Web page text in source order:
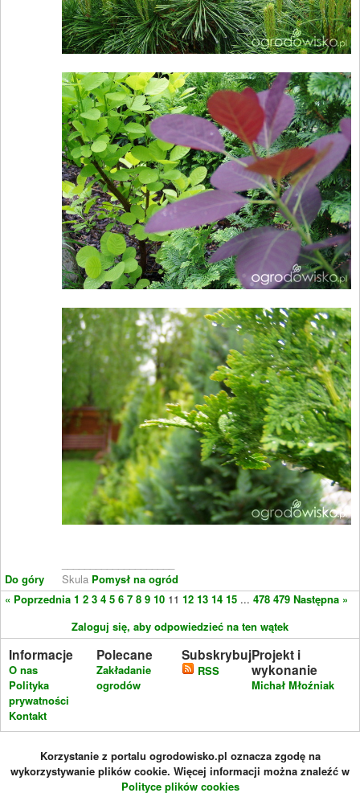
Do góry
Skula Pomysł na ogród
« Poprzednia 1 2 3 4 5 6 7 8 9 10 11 12 13 14 15 ... 478 479 Następna »
Zaloguj się, aby odpowiedzieć na ten wątek
Informacje
O nas
Polityka
prywatności
Kontakt
Polecane
Zakładanie
ogrodów
Subskrybuj
RSS
Projekt i
wykonanie
Michał Młoźniak
Korzystanie z portalu ogrodowisko.pl oznacza zgodę na
wykorzystywanie plików cookie. Więcej informacji można znaleźć w
Polityce plików cookies